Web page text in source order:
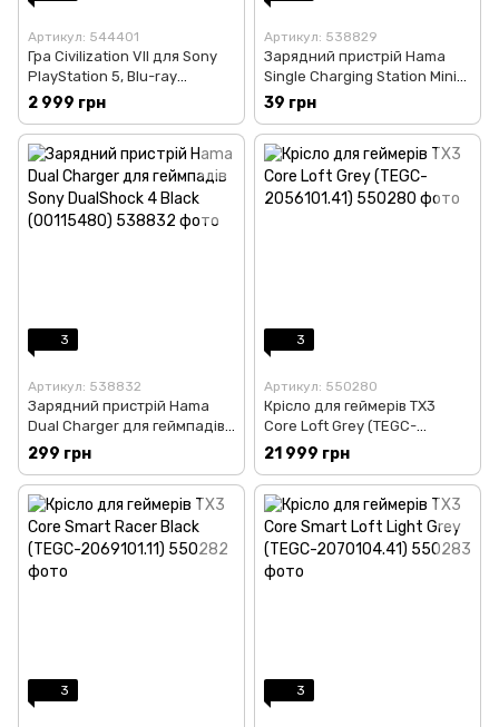
Артикул: 544401
Гра Civilization VII для Sony
PlayStation 5, Blu-ray
(5026555438278)
2 999 грн
Артикул: 538829
Зарядний пристрій Hama
Single Charging Station Mini
для геймпадів Sony
DualShock 4 Black (00115468)
39 грн
3
Артикул: 538832
Зарядний пристрій Hama
Dual Charger для геймпадів
Sony DualShock 4 Black
(00115480)
299 грн
3
Артикул: 550280
Крісло для геймерів TX3
Core Loft Grey (TEGC-
2056101.41)
21 999 грн
3 3